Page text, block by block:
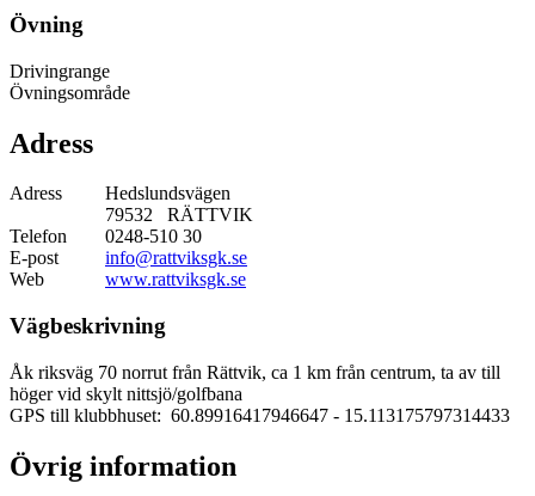
Övning
Drivingrange
Övningsområde
Adress
Adress
Hedslundsvägen
79532 RÄTTVIK
Telefon
0248-510 30
E-post
info@rattviksgk.se
Web
www.rattviksgk.se
Vägbeskrivning
Åk riksväg 70 norrut från Rättvik, ca 1 km från centrum, ta av till
höger vid skylt nittsjö/golfbana
GPS till klubbhuset: 60.89916417946647 - 15.113175797314433
Övrig information